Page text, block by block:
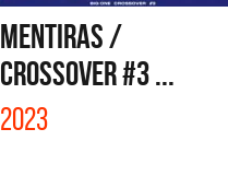
MENTIRAS /
CROSSOVER #3 ...
2023